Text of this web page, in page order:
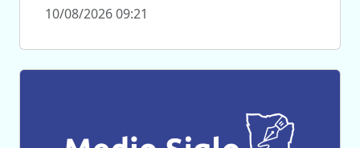
10/08/2026 09:21